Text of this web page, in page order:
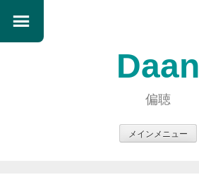
Daan
偏聴
メインメニュー